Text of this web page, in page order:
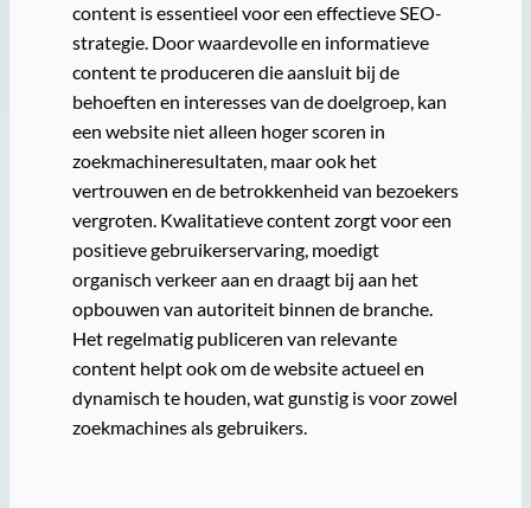
content is essentieel voor een effectieve SEO-
strategie. Door waardevolle en informatieve
content te produceren die aansluit bij de
behoeften en interesses van de doelgroep, kan
een website niet alleen hoger scoren in
zoekmachineresultaten, maar ook het
vertrouwen en de betrokkenheid van bezoekers
vergroten. Kwalitatieve content zorgt voor een
positieve gebruikerservaring, moedigt
organisch verkeer aan en draagt bij aan het
opbouwen van autoriteit binnen de branche.
Het regelmatig publiceren van relevante
content helpt ook om de website actueel en
dynamisch te houden, wat gunstig is voor zowel
zoekmachines als gebruikers.